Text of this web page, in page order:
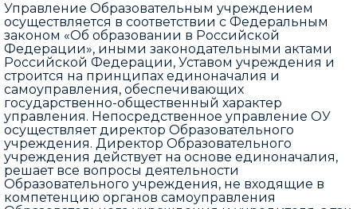
Управление Образовательным учреждением
осуществляется в соответствии с Федеральным
законом «Об образовании в Российской
Федерации», иными законодательными актами
Российской Федерации, Уставом учреждения и
строится на принципах единоначалия и
самоуправления, обеспечивающих
государственно-общественный характер
управления. Непосредственное управление ОУ
осуществляет директор Образовательного
учреждения. Директор Образовательного
учреждения действует на основе единоначалия,
решает все вопросы деятельности
Образовательного учреждения, не входящие в
компетенцию органов самоуправления